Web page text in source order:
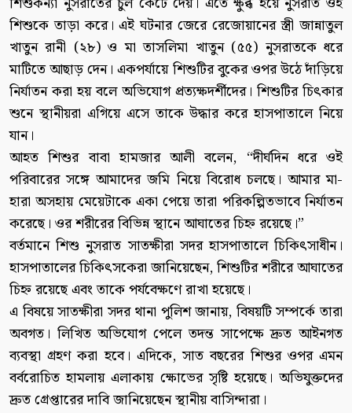
শিশুকে তাড়া করে। এই ঘটনার জেরে রেজোয়ানের স্ত্রী জান্নাতুল
খাতুন রানী (২৮) ও মা তাসলিমা খাতুন (৫৫) নুসরাতকে ধরে
মাটিতে আছাড় দেন। একপর্যায়ে শিশুটির বুকের ওপর উঠে দাঁড়িয়ে
নির্যাতন করা হয় বলে অভিযোগ প্রত্যক্ষদর্শীদের। শিশুটির চিৎকার
শুনে স্থানীয়রা এগিয়ে এসে তাকে উদ্ধার করে হাসপাতালে নিয়ে
যান।
আহত শিশুর বাবা হামজার আলী বলেন, “দীর্ঘদিন ধরে ওই
পরিবারের সঙ্গে আমাদের জমি নিয়ে বিরোধ চলছে। আমার মা-
হারা অসহায় মেয়েটাকে একা পেয়ে তারা পরিকল্পিতভাবে নির্যাতন
করেছে। ওর শরীরের বিভিন্ন স্থানে আঘাতের চিহ্ন রয়েছে।”
বর্তমানে শিশু নুসরাত সাতক্ষীরা সদর হাসপাতালে চিকিৎসাধীন।
হাসপাতালের চিকিৎসকেরা জানিয়েছেন, শিশুটির শরীরে আঘাতের
চিহ্ন রয়েছে এবং তাকে পর্যবেক্ষণে রাখা হয়েছে।
এ বিষয়ে সাতক্ষীরা সদর থানা পুলিশ জানায়, বিষয়টি সম্পর্কে তারা
অবগত। লিখিত অভিযোগ পেলে তদন্ত সাপেক্ষে দ্রুত আইনগত
ব্যবস্থা গ্রহণ করা হবে। এদিকে, সাত বছরের শিশুর ওপর এমন
বর্বরোচিত হামলায় এলাকায় ক্ষোভের সৃষ্টি হয়েছে। অভিযুক্তদের
দ্রুত গ্রেপ্তারের দাবি জানিয়েছেন স্থানীয় বাসিন্দারা।